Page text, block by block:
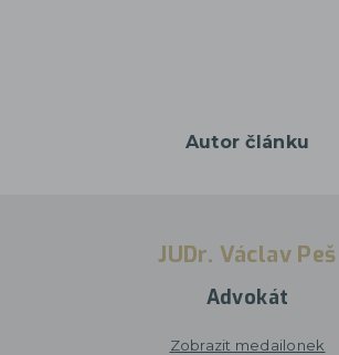
Autor článku
JUDr. Václav Peš
Advokát
Zobrazit medailonek